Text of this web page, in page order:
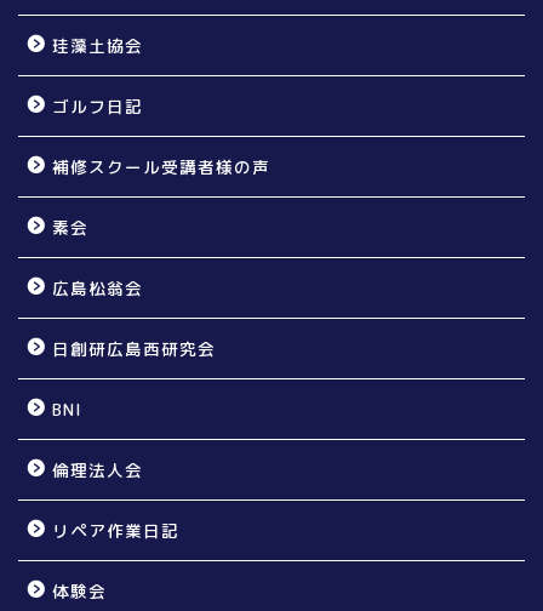
珪藻土協会
ゴルフ日記
補修スクール受講者様の声
素会
広島松翁会
日創研広島西研究会
BNI
倫理法人会
リペア作業日記
体験会